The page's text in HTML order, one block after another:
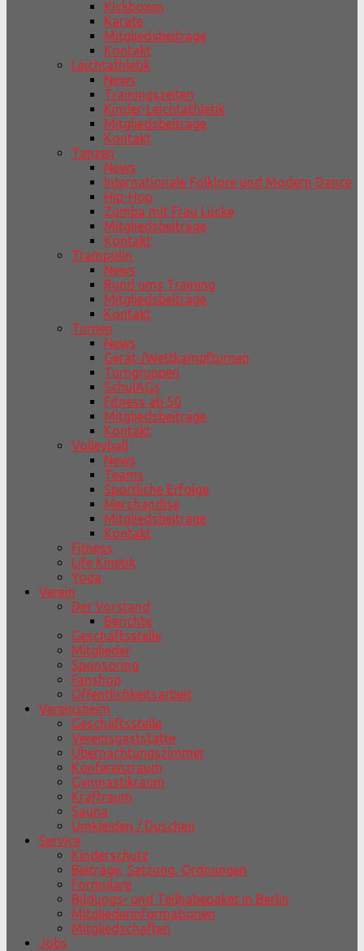
Kickboxen
Karate
Mitgliedsbeiträge
Kontakt
Leichtathletik
News
Trainingszeiten
Kinder-Leichtathletik
Mitgliedsbeiträge
Kontakt
Tanzen
News
Internationale Folklore und Modern Dance
Hip-Hop
Zumba mit Frau Lücke
Mitgliedsbeiträge
Kontakt
Trampolin
News
Rund ums Training
Mitgliedsbeiträge
Kontakt
Turnen
News
Gerät-/Wettkampfturnen
Turngruppen
SchulAGs
Fitness ab 50
Mitgliedsbeiträge
Kontakt
Volleyball
News
Teams
Sportliche Erfolge
Merchandise
Mitgliedsbeiträge
Kontakt
Fitness
Life Kinetik
Yoga
Verein
Der Vorstand
Berichte
Geschäftsstelle
Mitglieder
Sponsoring
Fanshop
Öffentlichkeitsarbeit
Vereinsheim
Geschäftsstelle
Vereinsgaststätte
Übernachtungszimmer
Konferenzraum
Gymnastikraum
Kraftraum
Sauna
Umkleiden / Duschen
Service
Kinderschutz
Beiträge, Satzung, Ordnungen
Formulare
Bildungs- und Teilhabepaket in Berlin
Mitgliederinformationen
Mitgliedschaften
Jobs